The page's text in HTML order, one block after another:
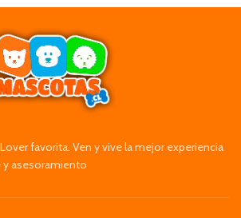
favorita. Ven y vive la mejor experiencia
y asesoramiento